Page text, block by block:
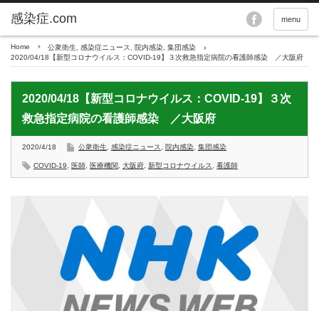
menu
Home 公衆衛生 感染症ニュース 院内感染 集団感染
2020/04/18【新型コロナウイルス：COVID-19】３次救急指定病院の看護師感染 ／大阪府
2020/04/18【新型コロナウイルス：COVID-19】３次
救急指定病院の看護師感染 ／大阪府
2020/4/18 公衆衛生 感染症ニュース 院内感染 集団感染
COVID-19 医師 医療機関 大阪府 新型コロナウイルス 看護師